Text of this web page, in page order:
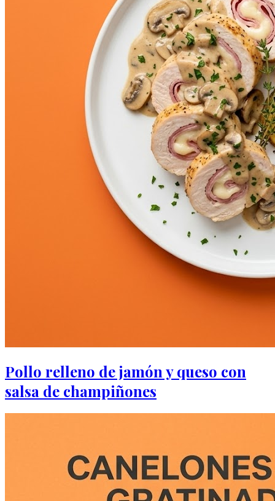
Pollo relleno de jamón y queso con
salsa de champiñones